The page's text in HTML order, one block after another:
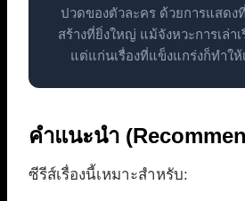
ปวดของตัวละคร ด้วยการแสดง
สร้างที่ยิ่งใหญ่ แม้จังหวะการเล่า
แต่แก่นเรื่องที่แข็งแกร่งก็ทำใ
คำแนะนำ
ซีรีส์เรื่องนี้เหมาะสำหรับ: